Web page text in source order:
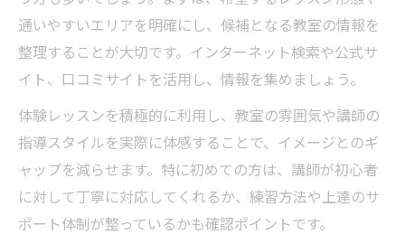
通いやすいエリアを明確にし、候補となる教室の情報を
整理することが大切です。インターネット検索や公式サ
イト、口コミサイトを活用し、情報を集めましょう。
体験レッスンを積極的に利用し、教室の雰囲気や講師の
指導スタイルを実際に体感することで、イメージとのギ
ャップを減らせます。特に初めての方は、講師が初心者
に対して丁寧に対応してくれるか、練習方法や上達のサ
ポート体制が整っているかも確認ポイントです。